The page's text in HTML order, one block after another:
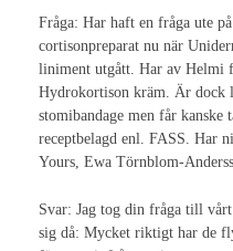
Historik
Medlemskap
Stipendium
Nationella Kongresser
Fråga: Har haft en fråga ute
cortisonpreparat nu när
liniment utgått. Har av Helmi
Hydrokortison kräm. Är dock
stomibandage men får kanske
receptbelagd enl. FASS. Har
Yours, Ewa Törnblom-
Svar: Jag tog din fråga till
sig då: Mycket riktigt har de